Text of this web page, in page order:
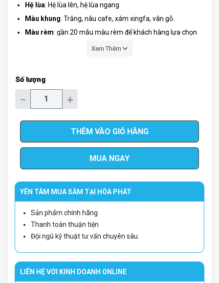
Hệ lùa: Hệ lùa lên, hệ lùa ngang
Màu khung: Trắng, nâu cafe, xám xingfa, vân gỗ.
Màu rèm: gần 20 mẫu màu rèm để khách hàng lựa chọn
Xem Thêm
Số lượng
− +
THÊM VÀO GIỎ HÀNG
MUA NGAY
YÊN TÂM MUA SẮM TẠI HÒA PHÁT
Sản phẩm chính hãng
Thanh toán thuận tiện
Đội ngũ kỹ thuật tư vấn chuyên sâu
LIÊN HỆ VỚI KINH DOANH ONLINE